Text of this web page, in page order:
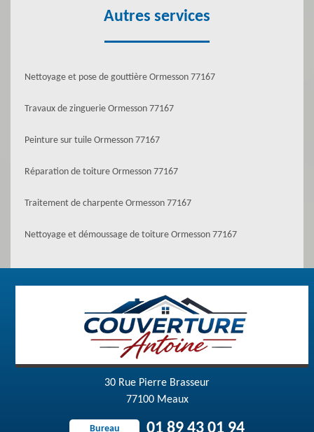
Autres services
Nettoyage et pose de gouttière Ormesson 77167
Travaux de zinguerie Ormesson 77167
Peinture sur tuile Ormesson 77167
Réparation de toiture Ormesson 77167
Traitement de charpente Ormesson 77167
Nettoyage et démoussage de toiture Ormesson 77167
30 Rue Pierre Brasseur
77100 Meaux
Bureau 01 89 43 01 94